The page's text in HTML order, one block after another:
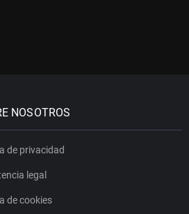
NOSOTROS
de privacidad
legal
de cookies